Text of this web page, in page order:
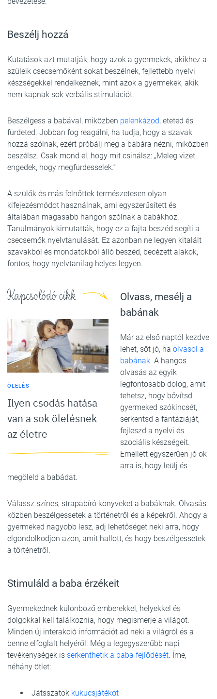
Beszélj hozzá
Kutatások azt mutatják, hogy azok a gyermekek, akikhez a
szüleik csecsemőként sokat beszélnek, fejlettebb nyelvi
készségekkel rendelkeznek, mint azok a gyermekek, akik
nem kapnak sok verbális stimulációt.
Beszélgess a babával, miközben pelenkázod, eteted és
fürdeted. Jobban fog reagálni, ha tudja, hogy a szavak
hozzá szólnak, ezért próbálj meg a babára nézni, miközben
beszélsz. Csak mond el, hogy mit csinálsz: „Meleg vizet
engedek, hogy megfürdesselek.”
A szülők és más felnőttek természetesen olyan
kifejezésmódot használnak, ami egyszerűsített és
általában magasabb hangon szólnak a babákhoz.
Tanulmányok kimutatták, hogy ez a fajta beszéd segíti a
csecsemők nyelvtanulását. Ez azonban ne legyen kitalált
szavakból és mondatokból álló beszéd, becézett alakok,
fontos, hogy nyelvtanilag helyes legyen.
Kapcsolódó cikk
ÖLELÉS
Ilyen csodás hatása
van a sok ölelésnek
az életre
Olvass, mesélj a
babának
Már az első naptól kezdve
lehet, sőt jó, ha olvasol a
babának. A hangos
olvasás az egyik
legfontosabb dolog, amit
tehetsz, hogy bővítsd
gyermeked szókincsét,
serkentsd a fantáziáját,
fejleszd a nyelvi és
szociális készségeit.
Emellett egyszerűen jó ok
arra is, hogy leülj és
megöleld a babádat.
Válassz színes, strapabíró könyveket a babáknak. Olvasás
közben beszélgessetek a történetről és a képekről. Ahogy a
gyermeked nagyobb lesz, adj lehetőséget neki arra, hogy
elgondolkodjon azon, amit hallott, és hogy beszélgessetek
a történetről.
Stimuláld a baba érzékeit
Gyermekednek különböző emberekkel, helyekkel és
dolgokkal kell találkoznia, hogy megismerje a világot.
Minden új interakció információt ad neki a világról és a
benne elfoglalt helyéről. Még a legegyszerűbb napi
tevékenységek is serkenthetik a baba fejlődését. Íme,
néhány ötlet:
Játsszatok kukucsjátékot